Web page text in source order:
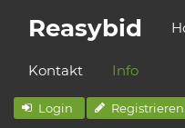
Reasybid
Kontakt Info
Login Registrieren